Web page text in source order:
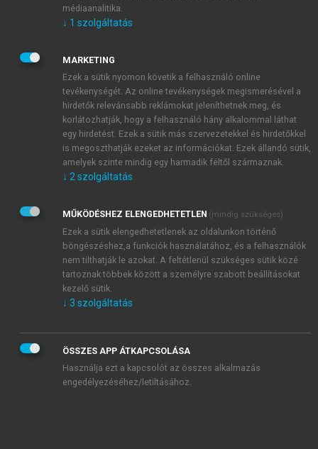
JELSZÓ
JELSZÓ ÚJRA
Kérek értesítést a MeRSZ újdonságairól, akcióiról.
Kérek értesítést az Akadémiai Kiadó Zrt. újdonságairól,
Adatkezelési tájékoztatóbanfoglaltakat tudomásul
veszem és elfogadom.
Általános vásárlási feltételeket, valamint a szotar.netés a
mersz.huoldalak licencszerződéseiben foglaltakat
tudomásul veszem és elfogadom.
KIPRÓBÁLOM
médiaanalitika.
↓ 1 szolgáltatás
MARKETING
Ezek a sütik nyomon követik a felhasználó online
tevékenységét. Az online tevékenységek megismerésével a
hirdetők relevánsabb reklámokat jeleníthetnek meg, és
korlátozhatják, hogy a felhasználó hány alkalommal láthat
egy hirdetést. Ezek a sütik más szervezetekkel és hirdetőkkel
is megoszthatják ezeket az információkat. Ezek állandó sütik,
amelyek szinte mindig egy harmadik féltől származnak.
↓ 2 szolgáltatás
MŰKÖDÉSHEZ ELENGEDHETETLEN (mindig szükséges)
Ezek a sütik elengedhetetlenek az oldalunkon történő
böngészéshez,a funkciók használatához, és a felhasználók
nem tilthatják le azokat. A feltétlenül szükséges sütik közé
tartoznak többek között a személyre szabott beállításokat
kezelő sütik.
↓ 3 szolgáltatás
ÖSSZES APP ÁTKAPCSOLÁSA
Használja ezt a kapcsolót az összes alkalmazás
engedélyezéséhez/letiltásához.